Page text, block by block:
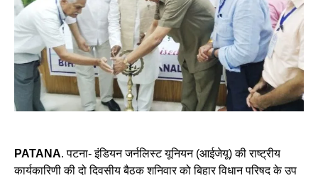
PATANA. पटना- इंडियन जर्नलिस्ट यूनियन (आईजेयू) की राष्ट्रीय
कार्यकारिणी की दो दिवसीय बैठक शनिवार को बिहार विधान परिषद के उप